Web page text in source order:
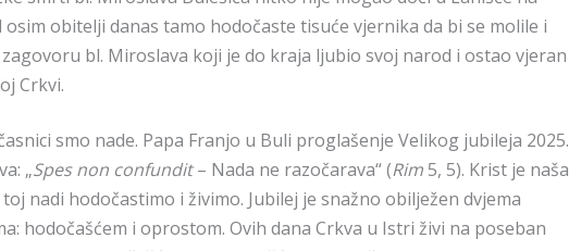
obitelji danas tamo hodočaste tisuće vjernika da bi se molile i
bl. Miroslava koji je do kraja ljubio svoj narod i ostao vjeran
Crkvi.
smo nade. Papa Franjo u Buli proglašenje Velikog jubileja 2025.
„Spes non confundit– Nada ne razočarava“ (Rim5, 5). Krist je naša
nadi hodočastimo i živimo. Jubilej je snažno obilježen dvjema
hodočašćem i oprostom. Ovih dana Crkva u Istri živi na poseban